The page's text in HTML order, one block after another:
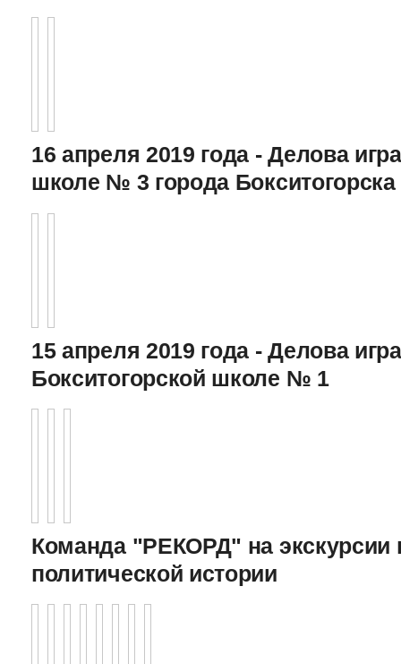
16 апреля 2019 года - Делова
школе № 3 города Бокситогорска
15 апреля 2019 года - Делова
Бокситогорской школе № 1
Команда "РЕКОРД" на экскурсии
политической истории